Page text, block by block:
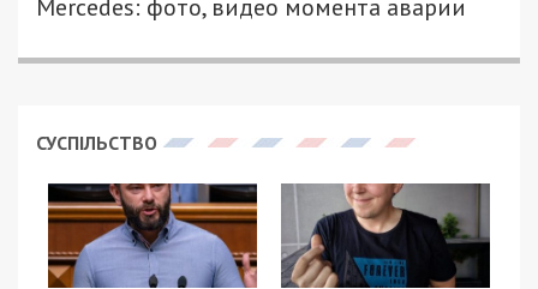
Mercedes: фото, видео момента аварии
СУСПІЛЬСТВО